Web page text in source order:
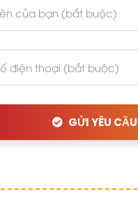
GỬI YÊU CẦU